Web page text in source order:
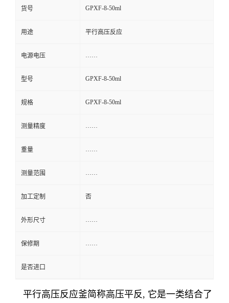
货号 GPXF-8-50ml
用途 平行高压反应
电源电压
型号 GPXF-8-50ml
规格 GPXF-8-50ml
测量精度
重量
测量范围
加工定制 否
外形尺寸
保修期
是否进口
平行高压反应釜简称高压平反, 它是一类结合了